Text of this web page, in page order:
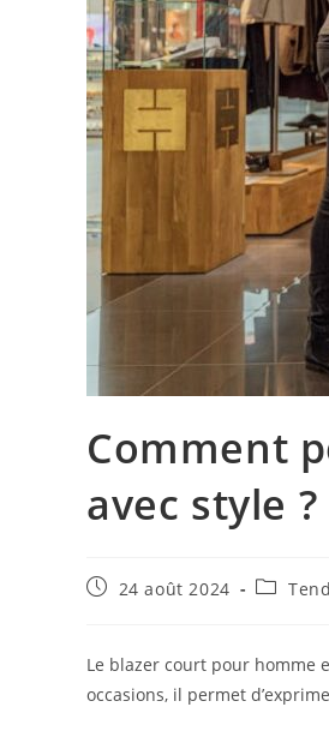
Comment
avec style ?
Publication
24 août 2024
Post
Le blazer court pour homme
occasions, il permet